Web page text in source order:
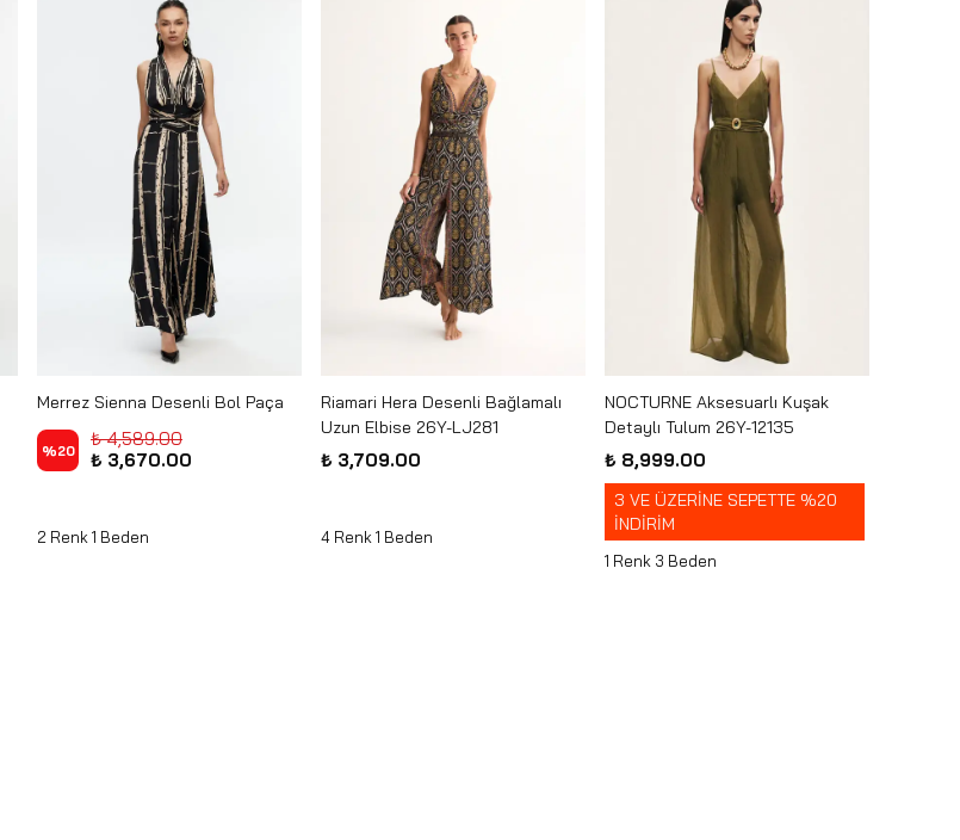
Merrez Sienna Desenli Bol Paça
Tulum 26Y-11747 - NERO
%20
₺ 4,589.00
₺ 3,670.00
2 Renk 1 Beden
Riamari Hera Desenli Bağlamalı
Uzun Elbise 26Y-LJ281
₺ 3,709.00
4 Renk 1 Beden
NOCTURNE Aksesuarlı Kuşak
Detaylı Tulum 26Y-12135
₺ 8,999.00
3 VE ÜZERİNE SEPETTE %20
İNDİRİM
1 Renk 3 Beden